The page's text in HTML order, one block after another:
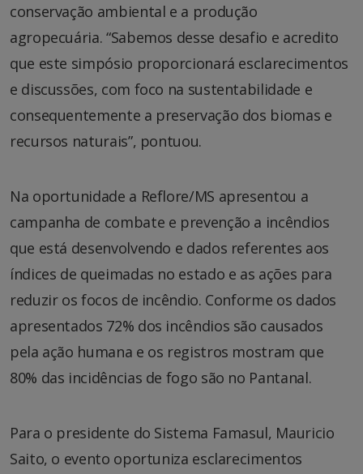
conservação ambiental e a produção
agropecuária. “Sabemos desse desafio e acredito
que este simpósio proporcionará esclarecimentos
e discussões, com foco na sustentabilidade e
consequentemente a preservação dos biomas e
recursos naturais”, pontuou.
Na oportunidade a Reflore/MS apresentou a
campanha de combate e prevenção a incêndios
que está desenvolvendo e dados referentes aos
índices de queimadas no estado e as ações para
reduzir os focos de incêndio. Conforme os dados
apresentados 72% dos incêndios são causados
pela ação humana e os registros mostram que
80% das incidências de fogo são no Pantanal.
Para o presidente do Sistema Famasul, Mauricio
Saito, o evento oportuniza esclarecimentos